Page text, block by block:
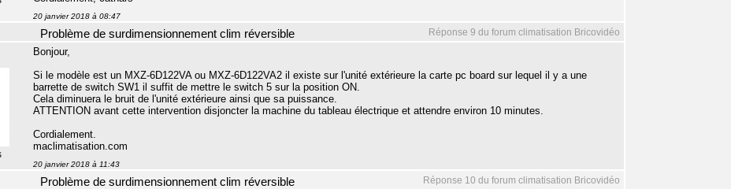
20 janvier 2018 à 08:47
Réponse 9 du forum climatisation Bricovidéo
Problème de surdimensionnement clim réversible
Bonjour,
Si le modèle est un MXZ-6D122VA ou MXZ-6D122VA2 il existe sur l'unité extérieure la carte pc board sur lequel il y a une
barrette de switch SW1 il suffit de mettre le switch 5 sur la position ON.
Cela diminuera le bruit de l'unité extérieure ainsi que sa puissance.
ATTENTION avant cette intervention disjoncter la machine du tableau électrique et attendre environ 10 minutes.
Cordialement.
maclimatisation.com
20 janvier 2018 à 11:43
Réponse 10 du forum climatisation Bricovidéo
Problème de surdimensionnement clim réversible